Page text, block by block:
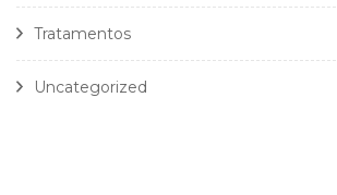
Tratamentos
Uncategorized